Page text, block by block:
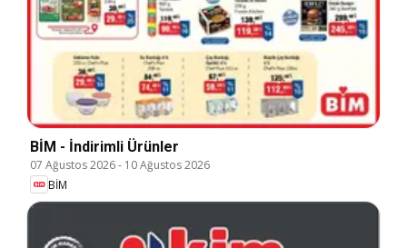
BİM - İndirimli Ürünler
07 Ağustos 2026- 10 Ağustos 2026
BİM